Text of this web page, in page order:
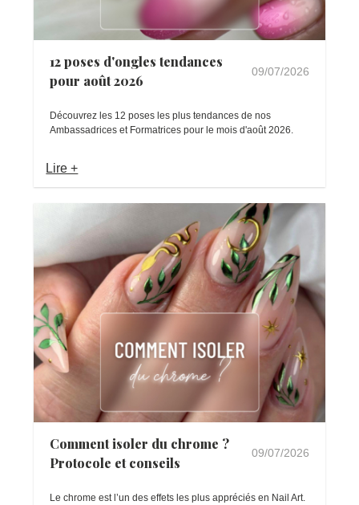
12 poses d'ongles tendances
pour août 2026
09/07/2026
Découvrez les 12 poses les plus tendances de nos
Ambassadrices et Formatrices pour le mois d'août 2026.
Lire +
Comment isoler du chrome ?
Protocole et conseils
09/07/2026
Le chrome est l’un des effets les plus appréciés en Nail Art.